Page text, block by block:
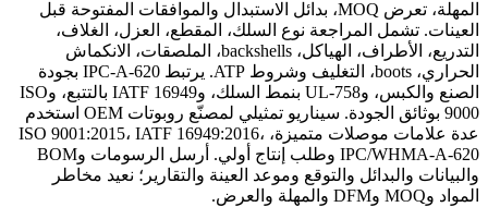
المهلة، تعرض MOQ، بدائل الاستبدال والموافقات المفتوحة قبل
العينات. تشمل المراجعة نوع السلك، المقطع، العزل، الغلاف،
التدريع، الأطراف، الهياكل، backshells، الملصقات، الانكماش
الحراري، boots، التغليف وشروط ATP. يرتبط IPC-A-620 بجودة
الصنع والكبس، وUL-758 بنمط السلك، وIATF 16949 بالتتبع، وISO
9000 بوثائق الجودة. سيناريو تمثيلي لمصنّع روبوتات OEM استخدم
عدة علامات موصلات متميزة، ISO 9001:2015، IATF 16949:2016،
IPC/WHMA-A-620 وطلب إنتاج أولي. أرسل الرسومات وBOM
والبيانات والبدائل والتوقع وموعد العينة والتقارير؛ نعيد مخاطر
المواد وMOQ وDFM والمهلة والعرض.